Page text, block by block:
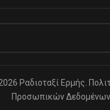
Ραδιοταξί Ερμής.
Προσωπικών